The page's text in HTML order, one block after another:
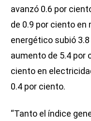
avanzó 0.6 por
de 0.9 por ciento en
energético subió
aumento de 5.4 por
ciento en
0.4 por ciento.
“Tanto el índice